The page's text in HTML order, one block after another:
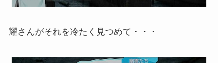
耀さんがそれを冷たく見つめて・・・